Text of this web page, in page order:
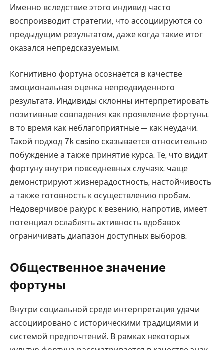
Именно вследствие этого индивид часто
воспроизводит стратегии, что ассоциируются со
предыдущим результатом, даже когда такие итог
оказался непредсказуемым.
Когнитивно фортуна осознаётся в качестве
эмоциональная оценка непредвиденного
результата. Индивиды склонны интерпретировать
позитивные совпадения как проявление фортуны,
в то время как неблагоприятные — как неудачи.
Такой подход 7k casino сказывается относительно
побуждение а также принятие курса. Те, что видит
фортуну внутри повседневных случаях, чаще
демонстрируют жизнерадостность, настойчивость
а также готовность к осуществлению пробам.
Недоверчивое ракурс к везению, напротив, имеет
потенциал ослаблять активность вдобавок
ограничивать диапазон доступных выборов.
Общественное значение
фортуны
Внутри социальной среде интерпретация удачи
ассоциировано с историческими традициями и
системой предпочтений. В рамках некоторых